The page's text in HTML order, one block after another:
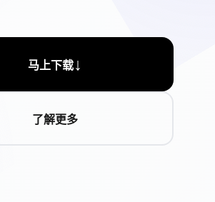
马上下载↓
了解更多